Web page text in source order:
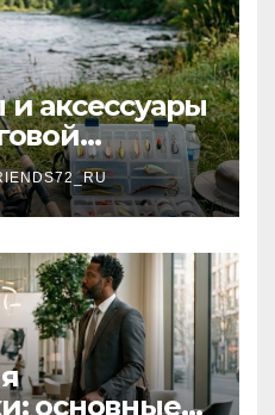
аксессуары
и
основные